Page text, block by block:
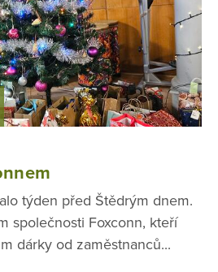
týden před Štědrým dnem.
společnosti Foxconn, kteří
dárky od zaměstnanců...